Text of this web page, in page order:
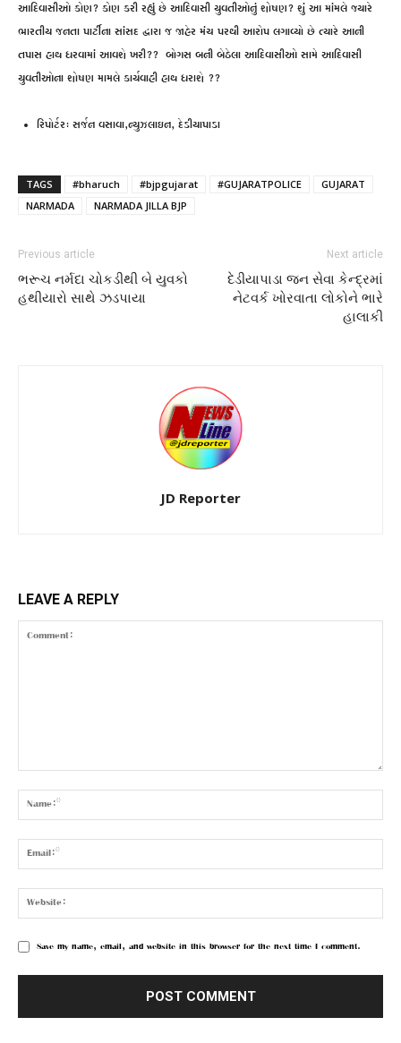
આદિવાસીઓ કોણ? કોણ કરી રહ્યું છે આદિવાસી યુવતીઓનું શોષણ? શું આ માંમલે જ્યારે
ભારતીય જનતા પાર્ટીના સાંસદ દ્વારા જ જાહેર મંચ પરથી આરોપ લગાવ્યો છે ત્યારે આની
તપાસ હાથ ધરવામાં આવશે ખરી?? બોગસ બની બેઠેલા આદિવાસીઓ સામે આદિવાસી
યુવતીઓના શોષણ મામલે કાર્યવાહી હાથ ધરાશે ??
રિપોર્ટર: સર્જન વસાવા,ન્યુઝલાઇન, દેડીયાપાડા
TAGS #bharuch #bjpgujarat #GUJARATPOLICE
GUJARAT
NARMADA
NARMADA JILLA BJP
Previous article
ભરૂચ નર્મદા ચોકડીથી બે યુવકો
હથીયારો સાથે ઝડપાયા
Next article
દેડીયાપાડા જન સેવા કેન્દ્રમાં
નેટવર્ક ખોરવાતા લોકોને ભારે
હાલાકી
JD Reporter
LEAVE A REPLY
Save my name, email, and website in this browser for the next time I comment.